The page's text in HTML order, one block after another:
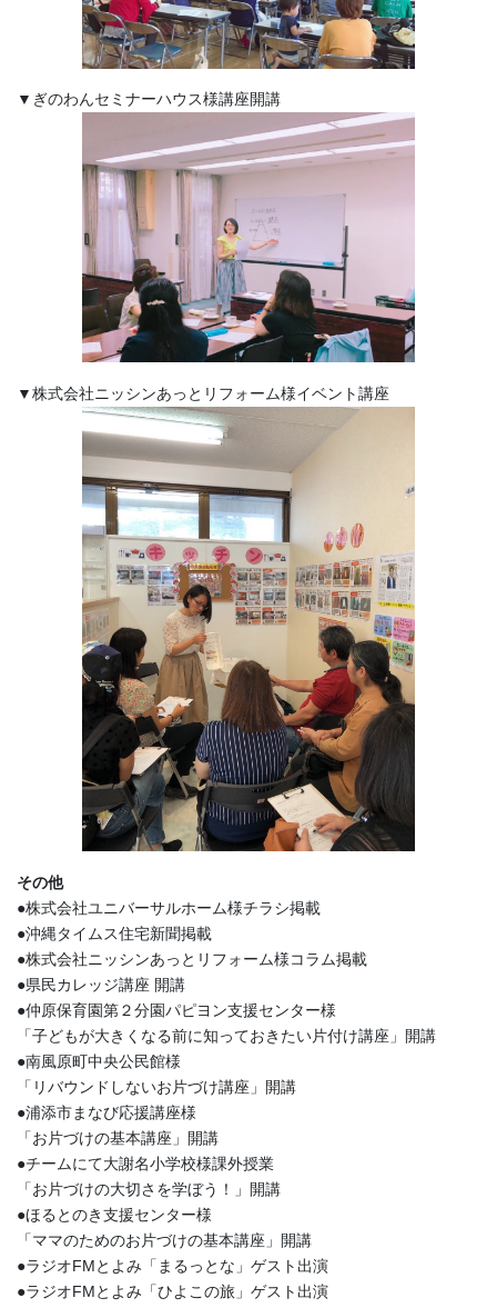
▼ぎのわんセミナーハウス様講座開講
▼株式会社ニッシンあっとリフォーム様イベント講座
その他
●株式会社ユニバーサルホーム様チラシ掲載
●沖縄タイムス住宅新聞掲載
●株式会社ニッシンあっとリフォーム様コラム掲載
●県民カレッジ講座 開講
●仲原保育園第２分園パピヨン支援センター様
「子どもが大きくなる前に知っておきたい片付け講座」開講
●南風原町中央公民館様
「リバウンドしないお片づけ講座」開講
●浦添市まなび応援講座様
「お片づけの基本講座」開講
●チームにて大謝名小学校様課外授業
「お片づけの大切さを学ぼう！」開講
●ほるとのき支援センター様
「ママのためのお片づけの基本講座」開講
●ラジオFMとよみ「まるっとな」ゲスト出演
●ラジオFMとよみ「ひよこの旅」ゲスト出演